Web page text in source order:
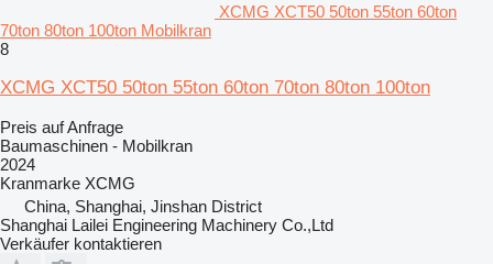
XCMG XCT50 50ton 55ton 60ton
70ton 80ton 100ton Mobilkran
8
XCMG XCT50 50ton 55ton 60ton 70ton 80ton 100ton
Preis auf Anfrage
Baumaschinen - Mobilkran
2024
Kranmarke XCMG
China, Shanghai, Jinshan District
Shanghai Lailei Engineering Machinery Co.,Ltd
Verkäufer kontaktieren